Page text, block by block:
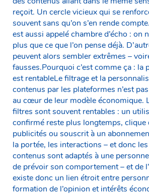
reçoit. Un cercle vicieux qui se
souvent sans qu’on s’en rende
est aussi appelé chambre d’écho : on
plus que ce que l’on pense déjà.
peuvent alors sembler extrêmes –
fausses.Pourquoi c’est comme ça : la
est rentableLe filtrage et la
contenus par les plateformes n’est
au cœur de leur modèle économique.
filtres sont souvent rentables : un
confirmé reste plus longtemps, clique
publicités ou souscrit à un
la portée, les interactions – et donc
contenus sont adaptés à une
de prévoir son comportement – et de
existe donc un lien étroit entre
formation de l’opinion et intérêts